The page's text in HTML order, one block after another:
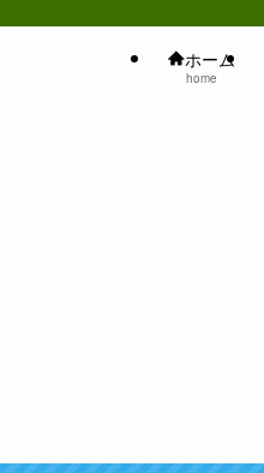
ホーム
home